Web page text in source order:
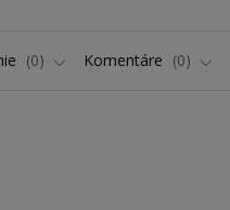
0 Komentáre 0